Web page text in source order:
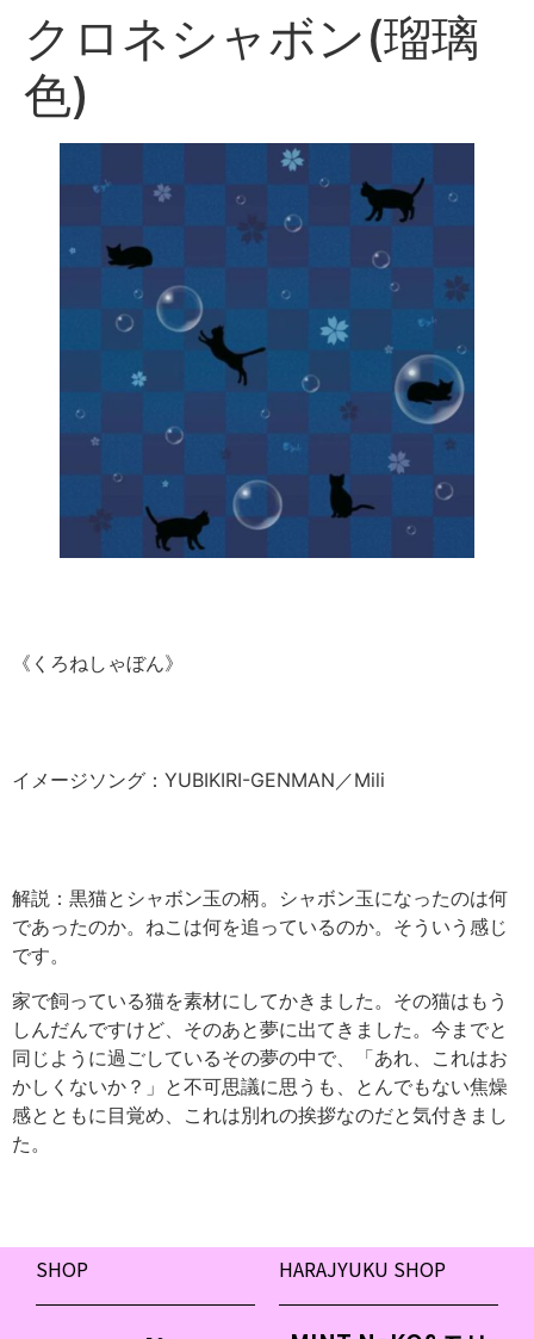
クロネシャボン(瑠璃
色)
《くろねしゃぼん》
イメージソング：YUBIKIRI-GENMAN／Mili
解説：黒猫とシャボン玉の柄。シャボン玉になったのは何
であったのか。ねこは何を追っているのか。そういう感じ
です。
家で飼っている猫を素材にしてかきました。その猫はもう
しんだんですけど、そのあと夢に出てきました。今までと
同じように過ごしているその夢の中で、「あれ、これはお
かしくないか？」と不可思議に思うも、とんでもない焦燥
感とともに目覚め、これは別れの挨拶なのだと気付きまし
た。
SHOP HARAJYUKU SHOP